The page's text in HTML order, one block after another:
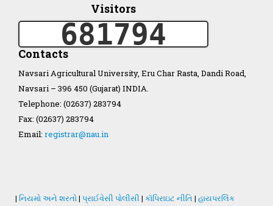
ખેડુત માર્ગદર્શિકા
Accreditation Certificate
GAU Act 2004
Statastics
Visitors
681794
Contacts
Navsari Agricultural University, Eru Char Rasta, Dandi Road,
Navsari – 396 450 (Gujarat) INDIA.
Telephone: (02637) 283794
Fax: (02637) 283794
Email: registrar@nau.in
| નિયમો અને શરતો| પ્રાઈવેસી પોલીસી | કૉપિરાઇટ નીતિ | હાયપરલિંક